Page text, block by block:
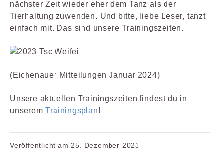
nächster Zeit wieder eher dem Tanz als der
Tierhaltung zuwenden. Und bitte, liebe Leser, tanzt
einfach mit. Das sind unsere Trainingszeiten.
(Eichenauer Mitteilungen Januar 2024)
Unsere aktuellen Trainingszeiten findest du in
unseremTrainingsplan!
Veröffentlicht am 25. Dezember 2023